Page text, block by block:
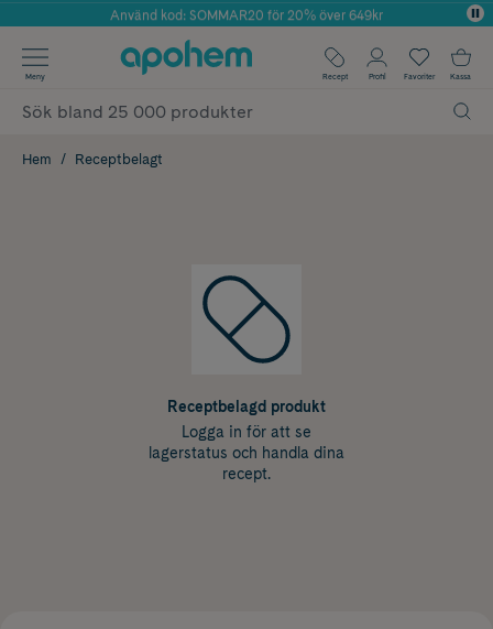
Årets Butik 2025 inom Skönhet
Använd kod: SOMMAR20 för 20% över 649kr
✓ Fri frakt
✓ Poäng på alla köp*
Meny Recept Profil Favoriter Kassa
Hem Receptbelagt
Receptbelagd produkt
Logga in för att se
lagerstatus och handla dina
recept.